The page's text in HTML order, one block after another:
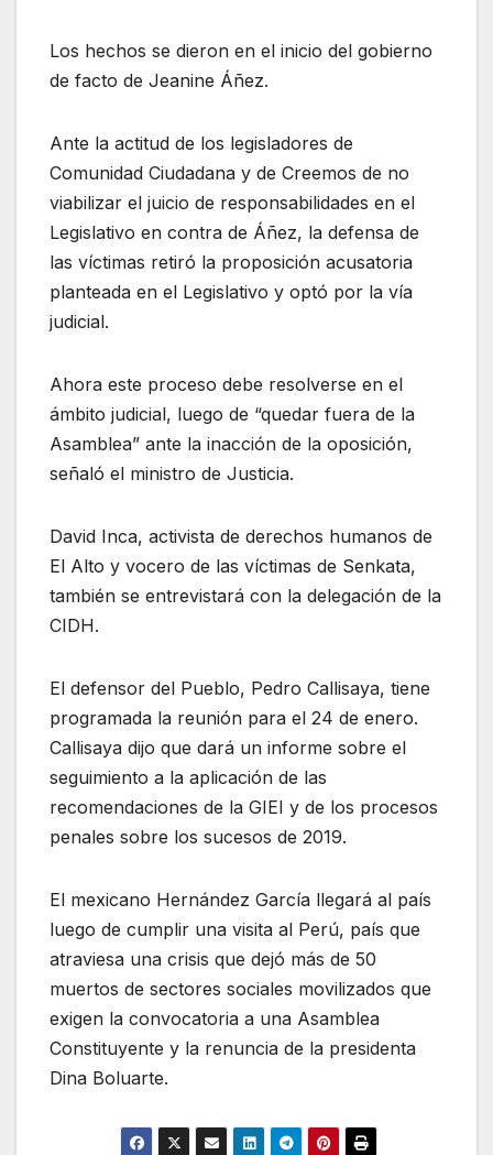
Los hechos se dieron en el inicio del gobierno
de facto de Jeanine Áñez.
Ante la actitud de los legisladores de
Comunidad Ciudadana y de Creemos de no
viabilizar el juicio de responsabilidades en el
Legislativo en contra de Áñez, la defensa de
las víctimas retiró la proposición acusatoria
planteada en el Legislativo y optó por la vía
judicial.
Ahora este proceso debe resolverse en el
ámbito judicial, luego de “quedar fuera de la
Asamblea” ante la inacción de la oposición,
señaló el ministro de Justicia.
David Inca, activista de derechos humanos de
El Alto y vocero de las víctimas de Senkata,
también se entrevistará con la delegación de la
CIDH.
El defensor del Pueblo, Pedro Callisaya, tiene
programada la reunión para el 24 de enero.
Callisaya dijo que dará un informe sobre el
seguimiento a la aplicación de las
recomendaciones de la GIEI y de los procesos
penales sobre los sucesos de 2019.
El mexicano Hernández García llegará al país
luego de cumplir una visita al Perú, país que
atraviesa una crisis que dejó más de 50
muertos de sectores sociales movilizados que
exigen la convocatoria a una Asamblea
Constituyente y la renuncia de la presidenta
Dina Boluarte.